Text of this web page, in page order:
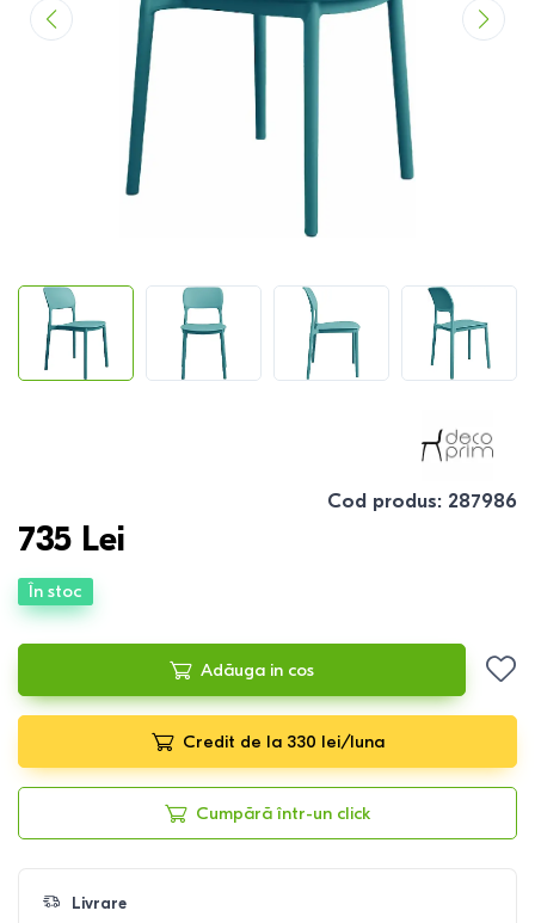
Cod produs: 287986
735 Lei
În stoc
Adăuga in cos
Credit de la 330 lei/luna
Cumpără într-un click
Livrare